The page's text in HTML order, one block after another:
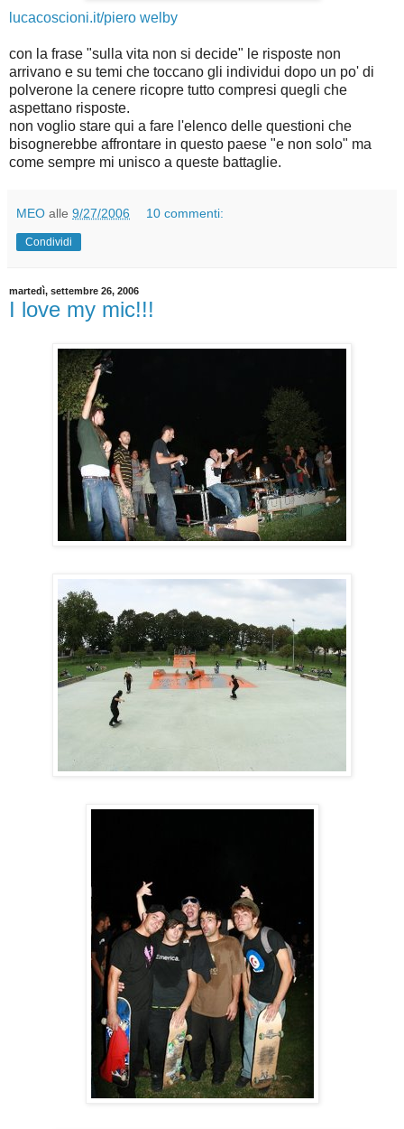
lucacoscioni.it/piero welby
con la frase "sulla vita non si decide" le risposte non
arrivano e su temi che toccano gli individui dopo un po' di
polverone la cenere ricopre tutto compresi quegli che
aspettano risposte.
non voglio stare qui a fare l'elenco delle questioni che
bisognerebbe affrontare in questo paese "e non solo" ma
come sempre mi unisco a queste battaglie.
MEO alle 9/27/2006 10 commenti:
Condividi
martedì, settembre 26, 2006
I love my mic!!!